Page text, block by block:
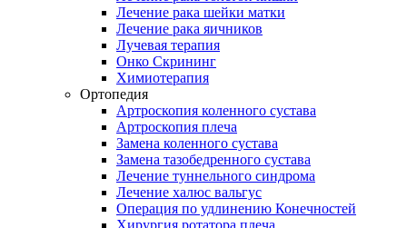
Лечение рака шейки матки
Лечение рака яичников
Лучевая терапия
Онко Скрининг
Химиотерапия
Ортопедия
Артроскопия коленного сустава
Артроскопия плеча
Замена коленного сустава
Замена тазобедренного сустава
Лечение туннельного синдрома
Лечение халюс вальгус
Операция по удлинению Конечностей
Хирургия ротатора плеча